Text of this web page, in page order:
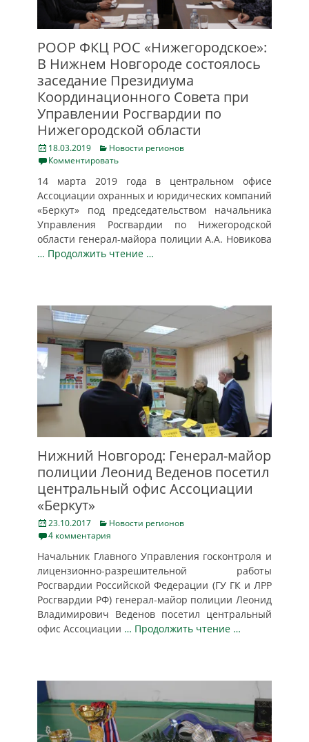
РООР ФКЦ РОС «Нижегородское»:
В Нижнем Новгороде состоялось
заседание Президиума
Координационного Совета при
Управлении Росгвардии по
Нижегородской области
Posted
on
18.03.2019 Categories
Новости регионов
Комментировать
14 марта 2019 года в центральном офисе
Ассоциации охранных и юридических компаний
«Беркут» под председательством начальника
Управления Росгвардии по Нижегородской
области генерал-майора полиции А.А. Новикова
… Продолжить чтение …
Нижний Новгород: Генерал-майор
полиции Леонид Веденов посетил
центральный офис Ассоциации
«Беркут»
Posted
on
23.10.2017 Categories
Новости регионов
4 комментария
Начальник Главного Управления госконтроля и
лицензионно-разрешительной работы
Росгвардии Российской Федерации (ГУ ГК и ЛРР
Росгвардии РФ) генерал-майор полиции Леонид
Владимирович Веденов посетил центральный
офис Ассоциации … Продолжить чтение …